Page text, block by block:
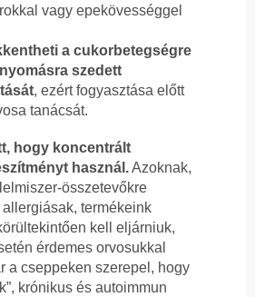
vagy epekövességgel
a cukorbetegségre
szedett
, ezért fogyasztása előtt
tanácsát.
hogy koncentrált
használ.Azoknak,
összetevőkre
termékeink
kell eljárniuk,
érdemes orvosukkal
a cseppeken szerepel, hogy
krónikus és autoimmun